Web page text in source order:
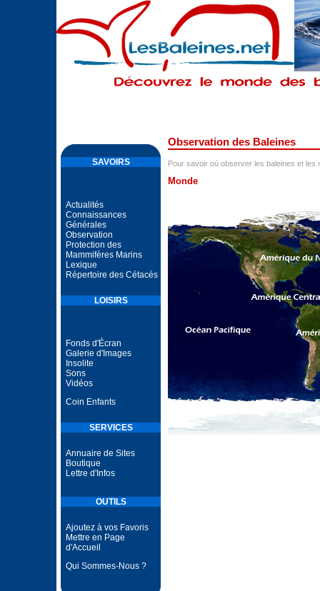
SAVOIRS
Actualités
Connaissances
Générales
Observation
Protection des
Mammifères Marins
Lexique
Répertoire des Cétacés
LOISIRS
Fonds d'Écran
Galerie d'Images
Insolite
Sons
Vidéos
Coin Enfants
SERVICES
Annuaire de Sites
Boutique
Lettre d'Infos
OUTILS
Ajoutez à vos Favoris
Mettre en Page
d'Accueil
Qui Sommes-Nous ?
Observation des Baleines
Pour savoir où observer les baleines et les
Monde